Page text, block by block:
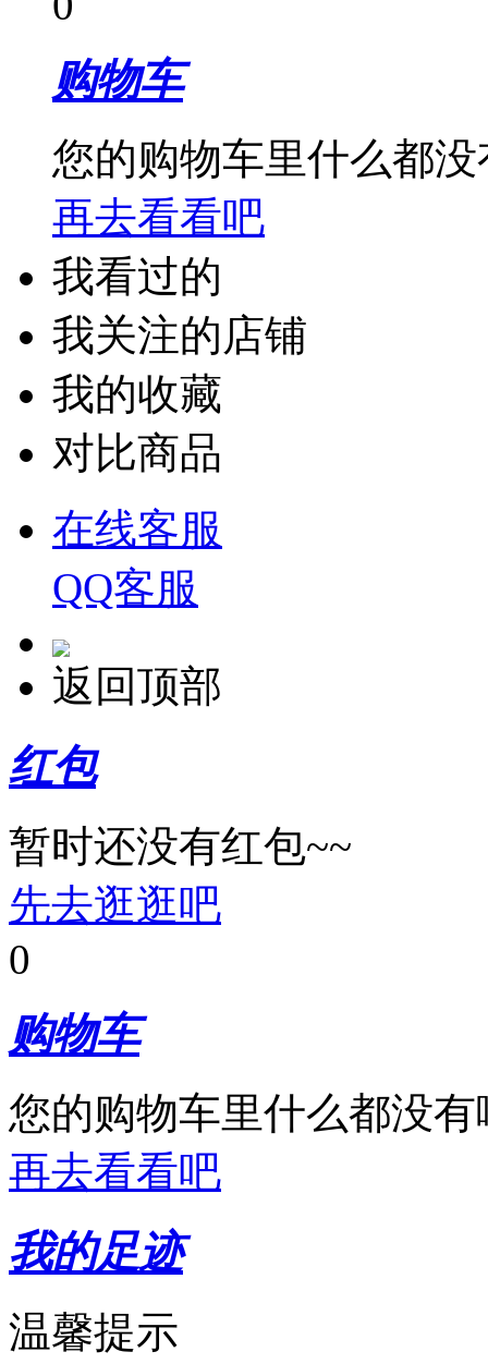
购物车
您的购物车里什么都没
再去看看吧
我看过的
我关注的店铺
我的收藏
对比商品
在线客服
QQ客服
返回顶部
红包
暂时还没有红包~~
先去逛逛吧
0
购物车
您的购物车里什么都没有
再去看看吧
我的足迹
温馨提示